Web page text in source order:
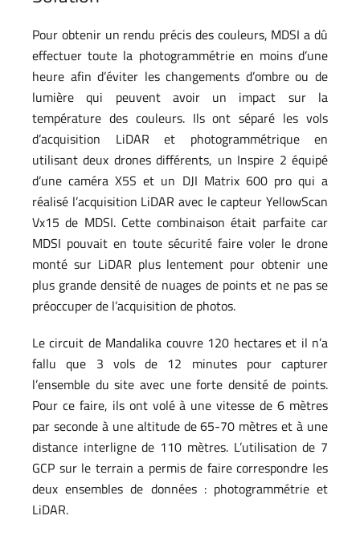
Pour obtenir un rendu précis des couleurs, MDSI a dû
effectuer toute la photogrammétrie en moins d’une
heure afin d’éviter les changements d’ombre ou de
lumière qui peuvent avoir un impact sur la
température des couleurs. Ils ont séparé les vols
d’acquisition LiDAR et photogrammétrique en
utilisant deux drones différents, un Inspire 2 équipé
d’une caméra X5S et un DJI Matrix 600 pro qui a
réalisé l’acquisition LiDAR avec le capteur YellowScan
Vx15 de MDSI. Cette combinaison était parfaite car
MDSI pouvait en toute sécurité faire voler le drone
monté sur LiDAR plus lentement pour obtenir une
plus grande densité de nuages de points et ne pas se
préoccuper de l’acquisition de photos.
Le circuit de Mandalika couvre 120 hectares et il n’a
fallu que 3 vols de 12 minutes pour capturer
l’ensemble du site avec une forte densité de points.
Pour ce faire, ils ont volé à une vitesse de 6 mètres
par seconde à une altitude de 65-70 mètres et à une
distance interligne de 110 mètres. L’utilisation de 7
GCP sur le terrain a permis de faire correspondre les
deux ensembles de données : photogrammétrie et
LiDAR.